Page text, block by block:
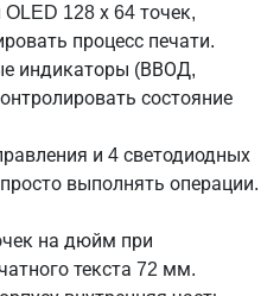
128 х 64 точек,
процесс печати.
индикаторы (ВВОД,
состояние
и 4 светодиодных
выполнять операции.
на дюйм при
текста 72 мм.